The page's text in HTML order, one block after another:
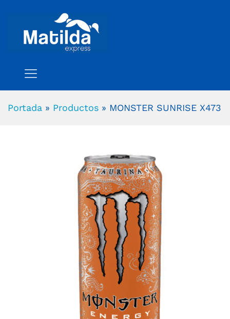
Portada » Productos » MONSTER SUNRISE X473